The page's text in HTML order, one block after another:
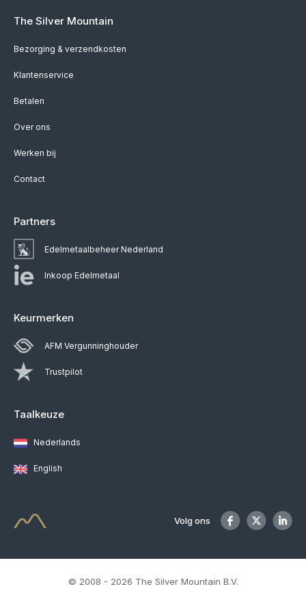
The Silver Mountain
Bezorging & verzendkosten
Klantenservice
Betalen
Over ons
Werken bij
Contact
Partners
Edelmetaalbeheer Nederland
Inkoop Edelmetaal
Keurmerken
AFM Vergunninghouder
Trustpilot
Taalkeuze
Nederlands
English
Volg ons
© 2008 - 2026 The Silver Mountain B.V.